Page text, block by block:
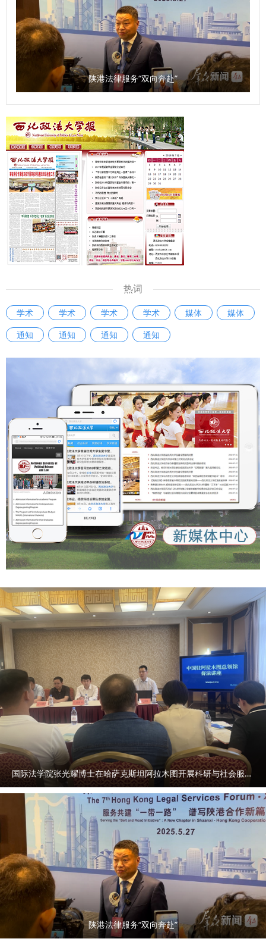
陕港法律服务“双向奔赴”
热词
学术 学术 学术 学术 媒体
媒体
通知
通知 通知 通知
国际法学院张光耀博士在哈萨克斯坦阿拉木图开展科研与社会服务活动
陕港法律服务“双向奔赴”